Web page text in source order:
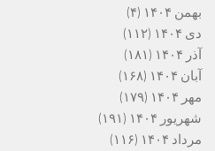
بهمن ۱۴۰۴
(۴)
دی ۱۴۰۴
(۱۱۲)
آذر ۱۴۰۴
(۱۸۱)
آبان ۱۴۰۴
(۱۶۸)
مهر ۱۴۰۴
(۱۷۹)
شهریور ۱۴۰۴
(۱۹۱)
مرداد ۱۴۰۴
(۱۱۶)